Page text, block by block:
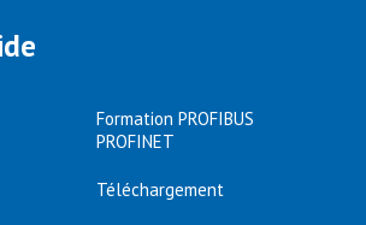
Formation PROFIBUS
PROFINET
Téléchargement